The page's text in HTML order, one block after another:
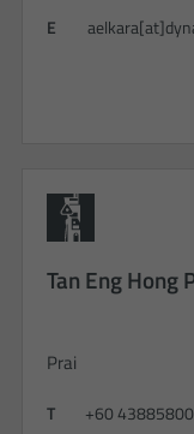
E
Tan Eng Hong
Prai
T
+60 43885800